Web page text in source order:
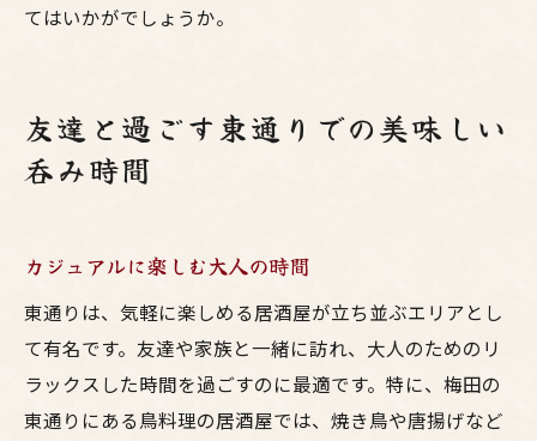
てはいかがでしょうか。
友達と過ごす東通りでの美味しい
呑み時間
カジュアルに楽しむ大人の時間
東通りは、気軽に楽しめる居酒屋が立ち並ぶエリアとし
て有名です。友達や家族と一緒に訪れ、大人のためのリ
ラックスした時間を過ごすのに最適です。特に、梅田の
東通りにある鳥料理の居酒屋では、焼き鳥や唐揚げなど